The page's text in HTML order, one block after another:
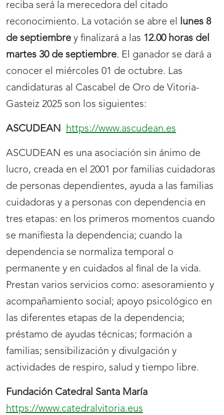
reciba será la merecedora del citado
reconocimiento. La votación se abre el lunes 8
de septiembre y finalizará a las 12.00 horas del
martes 30 de septiembre. El ganador se dará a
conocer el miércoles 01 de octubre. Las
candidaturas al Cascabel de Oro de Vitoria-
Gasteiz 2025 son los siguientes:
ASCUDEAN https://www.ascudean.es
ASCUDEAN es una asociación sin ánimo de
lucro, creada en el 2001 por familias cuidadoras
de personas dependientes, ayuda a las familias
cuidadoras y a personas con dependencia en
tres etapas: en los primeros momentos cuando
se manifiesta la dependencia; cuando la
dependencia se normaliza temporal o
permanente y en cuidados al final de la vida.
Prestan varios servicios como: asesoramiento y
acompañamiento social; apoyo psicológico en
las diferentes etapas de la dependencia;
préstamo de ayudas técnicas; formación a
familias; sensibilización y divulgación y
actividades de respiro, salud y tiempo libre.
Fundación Catedral Santa María
https://www.catedralvitoria.eus